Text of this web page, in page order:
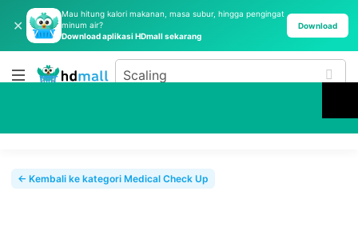
✕
Mau hitung kalori makanan, masa subur, hingga pengingat
minum air?
Download aplikasi HDmall sekarang
Download
← Kembali ke kategori Medical Check Up